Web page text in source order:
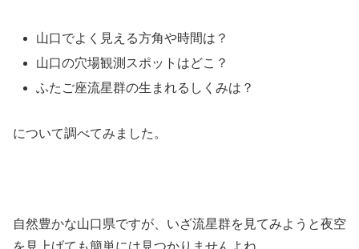
山口でよく見える方角や時間は？
山口の穴場観測スポットはどこ？
ふたご座流星群の生まれるしくみは？
について調べてみました。
自然豊かな山口県ですが、いざ流星群を見てみようと夜空